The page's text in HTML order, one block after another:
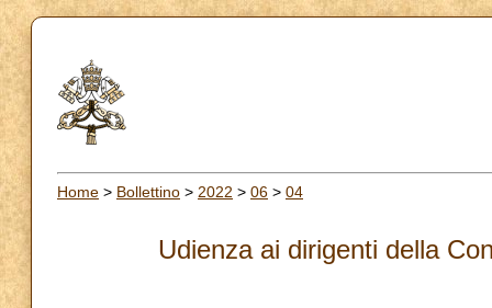
Home > Bollettino > 2022 > 06 > 04
Udienza ai dirigenti della